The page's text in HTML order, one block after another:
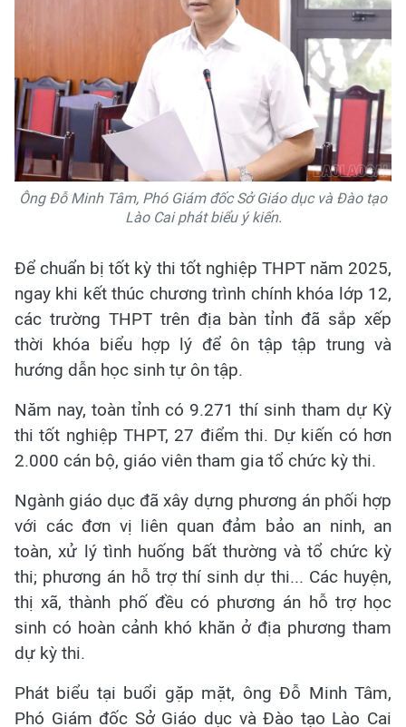
Ông Đỗ Minh Tâm, Phó Giám đốc Sở Giáo dục và Đào tạo
Lào Cai phát biểu ý kiến.
Để chuẩn bị tốt kỳ thi tốt nghiệp THPT năm 2025,
ngay khi kết thúc chương trình chính khóa lớp 12,
các trường THPT trên địa bàn tỉnh đã sắp xếp
thời khóa biểu hợp lý để ôn tập tập trung và
hướng dẫn học sinh tự ôn tập.
Năm nay, toàn tỉnh có 9.271 thí sinh tham dự Kỳ
thi tốt nghiệp THPT, 27 điểm thi. Dự kiến có hơn
2.000 cán bộ, giáo viên tham gia tổ chức kỳ thi.
Ngành giáo dục đã xây dựng phương án phối hợp
với các đơn vị liên quan đảm bảo an ninh, an
toàn, xử lý tình huống bất thường và tổ chức kỳ
thi; phương án hỗ trợ thí sinh dự thi... Các huyện,
thị xã, thành phố đều có phương án hỗ trợ học
sinh có hoàn cảnh khó khăn ở địa phương tham
dự kỳ thi.
Phát biểu tại buổi gặp mặt, ông Đỗ Minh Tâm,
Phó Giám đốc Sở Giáo dục và Đào tạo Lào Cai